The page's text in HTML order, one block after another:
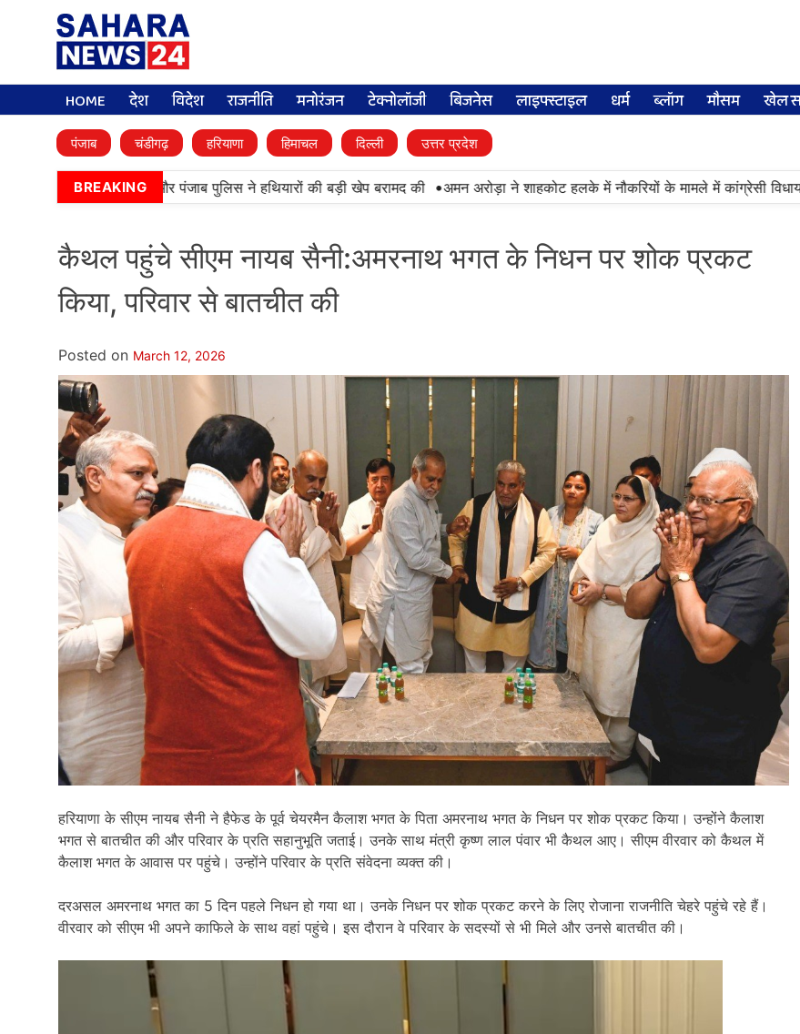
HOME देश विदेश राजनीति मनोरंजन टेक्नोलॉजी बिजनेस लाइफ्स्टाइल धर्म ब्लॉग मौसम खेल
पंजाब चंडीगढ़ हरियाणा हिमाचल दिल्ली उत्तर प्रदेश
BREAKING
में बड़ी कामयाबी, BSF और पंजाब पुलिस ने हथियारों की बड़ी खेप बरामद की •अमन अरोड़ा ने शाहकोट हलके में नौकरियों के मामले में कांग्रेसी विधायक
कैथल पहुंचे सीएम नायब सैनी:अमरनाथ भगत के निधन पर शोक प्रकट
किया, परिवार से बातचीत की
Posted on March 12, 2026
हरियाणा के सीएम नायब सैनी ने हैफेड के पूर्व चेयरमैन कैलाश भगत के पिता अमरनाथ भगत के निधन पर शोक प्रकट किया। उन्होंने कैलाश
भगत से बातचीत की और परिवार के प्रति सहानुभूति जताई। उनके साथ मंत्री कृष्ण लाल पंवार भी कैथल आए। सीएम वीरवार को कैथल में
कैलाश भगत के आवास पर पहुंचे। उन्होंने परिवार के प्रति संवेदना व्यक्त की।
दरअसल अमरनाथ भगत का 5 दिन पहले निधन हो गया था। उनके निधन पर शोक प्रकट करने के लिए रोजाना राजनीति चेहरे पहुंचे रहे हैं।
वीरवार को सीएम भी अपने काफिले के साथ वहां पहुंचे। इस दौरान वे परिवार के सदस्यों से भी मिले और उनसे बातचीत की।